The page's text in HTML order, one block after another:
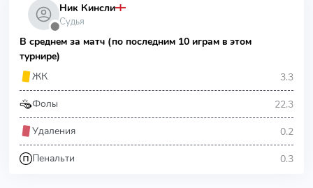
⬤
Ник Кинсли
Судья
В среднем за матч (по последним 10 играм в этом
турнире)
ЖК
3.3
Фолы 22.3
Удаления 0.2
Пенальти 0.3